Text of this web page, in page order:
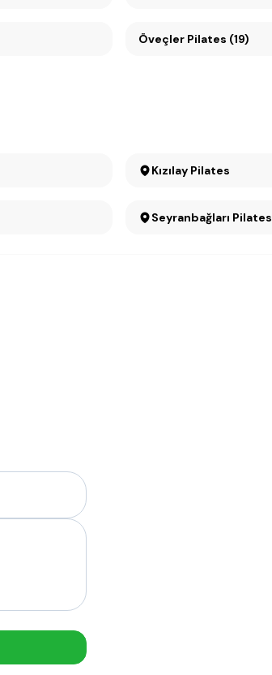
Öveçler Pilates (19)
Kızılay Pilates
Seyranbağları Pilates